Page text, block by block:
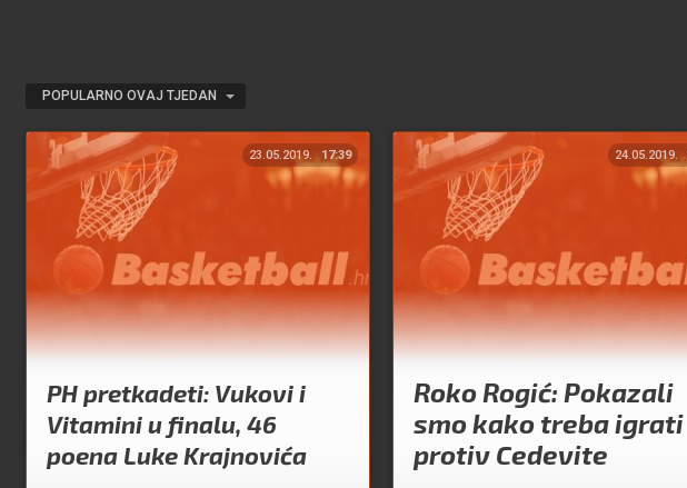
POPULARNO OVAJ TJEDAN
23.05.2019. 17:39
PH pretkadeti: Vukovi i
Vitamini u finalu, 46
poena Luke Krajnovića
24.05.2019.
Roko Rogić: Pokazali
smo kako treba igrati
protiv Cedevite